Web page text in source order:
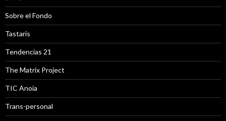
Sobre el Fondo
Tastaris
Tendencias 21
The Matrix Project
TIC Anoia
Trans-personal